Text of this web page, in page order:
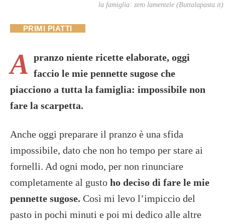
la famiglia: zero lamentele (Buttalapasta.it)
PRIMI PIATTI
A pranzo niente ricette elaborate, oggi
faccio le mie pennette sugose che
piacciono a tutta la famiglia: impossibile non
fare la scarpetta.
Anche oggi preparare il pranzo è una sfida
impossibile, dato che non ho tempo per stare ai
fornelli. Ad ogni modo, per non rinunciare
completamente al gusto ho deciso di fare le mie
pennette sugose. Così mi levo l’impiccio del
pasto in pochi minuti e poi mi dedico alle altre